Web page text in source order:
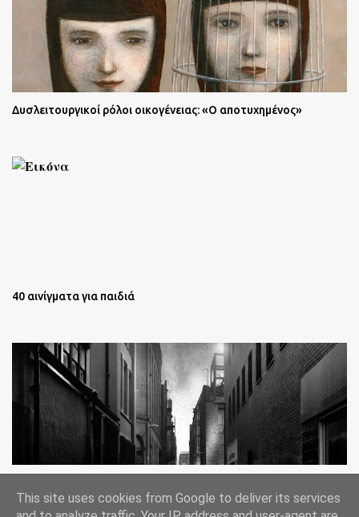
Δυσλειτουργικοί ρόλοι οικογένειας: «Ο αποτυχημένος»
40 αινίγματα για παιδιά
Lee Jeffries
This site uses cookies from Google to deliver its services